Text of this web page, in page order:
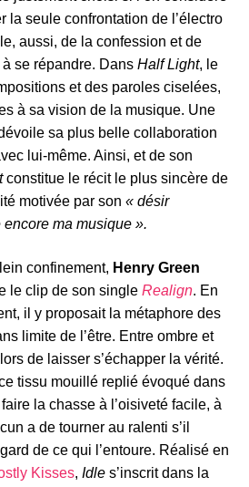
la seule confrontation de l’électro
aussi, de la confession et de
à se répandre. Dans Half Light, le
et des paroles ciselées,
à sa vision de la musique. Une
sa plus belle collaboration
lui-même. Ainsi, et de son
constitue le récit le plus sincère de
motivée par son « désir
encore ma musique ».
confinement, Henry Green
le clip de son single Realign. En
il y proposait la métaphore des
limite de l’être. Entre ombre et
de laisser s’échapper la vérité.
tissu mouillé replié évoqué dans
la chasse à l’oisiveté facile, à
a de tourner au ralenti s’il
de ce qui l’entoure. Réalisé en
Kisses, Idle s’inscrit dans la